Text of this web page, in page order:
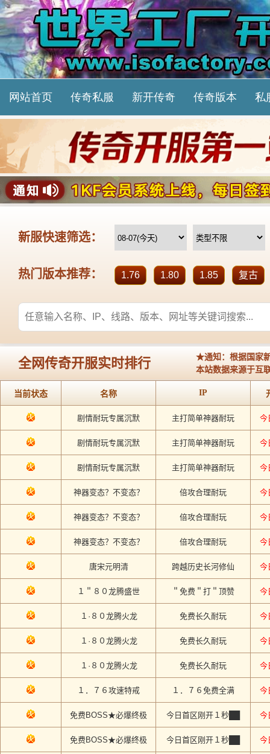
网站首页 传奇私服 新开传奇 传奇版本 私